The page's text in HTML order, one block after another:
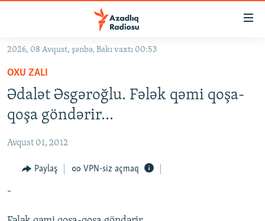
Əsas
qayıt
Əsas
qayıt
#İZAHLA
KORRUPSIOMETR
#ƏSLINDƏ
FƏRQƏ BAX
QANUNI DOĞRU
2026, 08 Avqust, şənbə, Bakı vaxtı 00:53
OXU ZALI
Ədalət Əsgəroğlu. Fələk qəmi qoşa-
qoşa göndərir...
Avqust 01, 2012
Paylaş VPN-siz açmaq
-